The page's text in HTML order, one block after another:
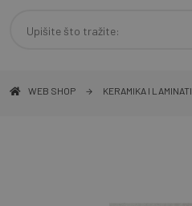
WEB SHOP KERAMIKA I LAMINATI